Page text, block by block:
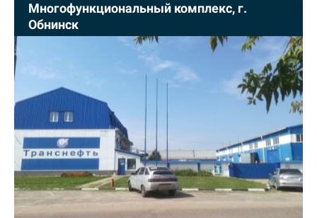
Многофункциональный комплекс, г.
Обнинск